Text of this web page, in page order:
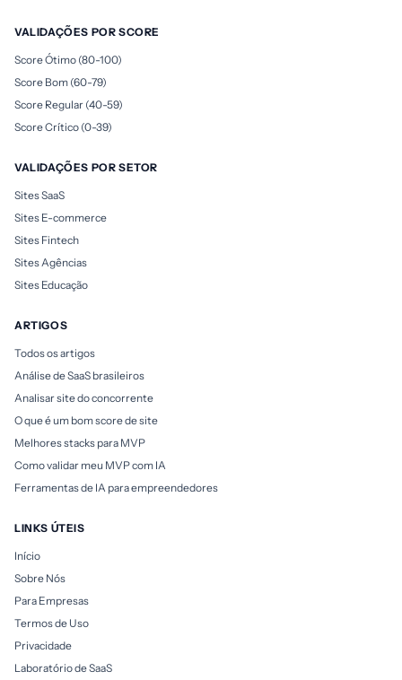
VALIDAÇÕES POR SCORE
Score Ótimo (80-100)
Score Bom (60-79)
Score Regular (40-59)
Score Crítico (0-39)
VALIDAÇÕES POR SETOR
Sites SaaS
Sites E-commerce
Sites Fintech
Sites Agências
Sites Educação
ARTIGOS
Todos os artigos
Análise de SaaS brasileiros
Analisar site do concorrente
O que é um bom score de site
Melhores stacks para MVP
Como validar meu MVP com IA
Ferramentas de IA para empreendedores
LINKS ÚTEIS
Início
Sobre Nós
Para Empresas
Termos de Uso
Privacidade
Laboratório de SaaS